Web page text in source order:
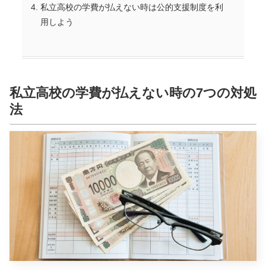
私立高校の学費が払えない時は公的支援制度を利
用しよう
私立高校の学費が払えない時の7つの対処
法